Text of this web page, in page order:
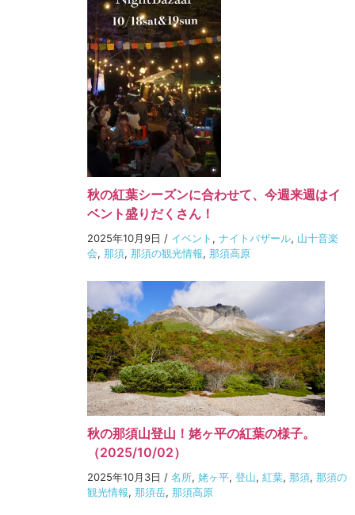
秋の紅葉シーズンに合わせて、今週来週はイ
ベント盛りだくさん！
2025年10月9日 / イベント , ナイトバザール, 山十音楽
会, 那須, 那須の観光情報, 那須高原
秋の那須山登山！姥ヶ平の紅葉の様子。
（2025/10/02）
2025年10月3日 / 名所, 姥ヶ平, 登山, 紅葉, 那須, 那須の
観光情報, 那須岳, 那須高原